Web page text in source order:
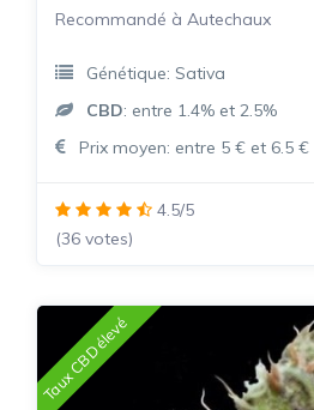
Recommandé à Autechaux
Génétique: Sativa
CBD: entre 1.4% et 2.5%
Prix moyen: entre 5 € et 6.5 €
4.5/5
(36 votes)
Taux CBD élevé